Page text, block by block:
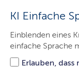
KI Einfache
Einblenden eines
einfache Sprache
Erlauben,